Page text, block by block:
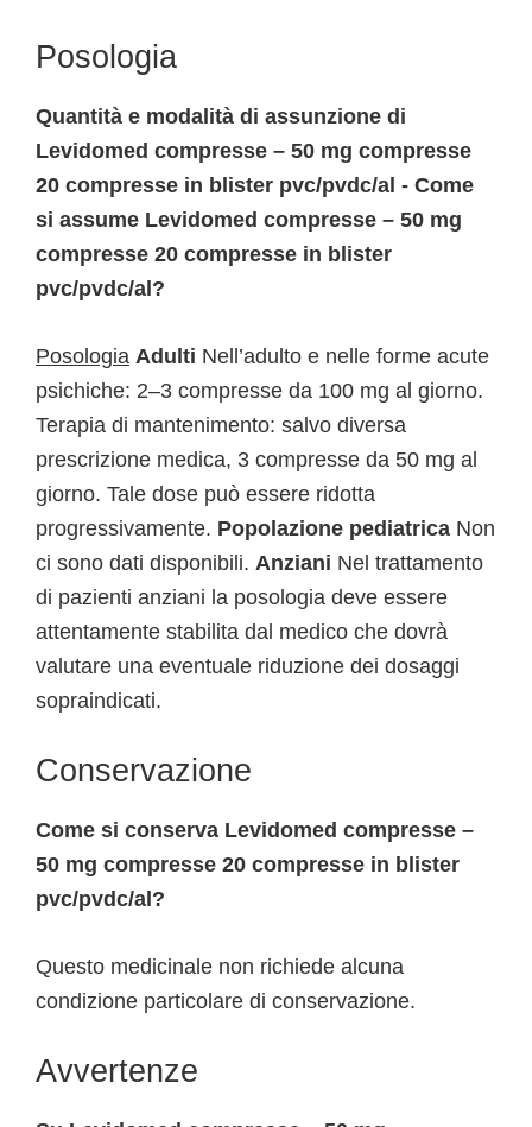
Posologia
Quantità e modalità di assunzione di
Levidomed compresse – 50 mg compresse
20 compresse in blister pvc/pvdc/al - Come
si assume Levidomed compresse – 50 mg
compresse 20 compresse in blister
pvc/pvdc/al?
Posologia Adulti Nell’adulto e nelle forme acute
psichiche: 2–3 compresse da 100 mg al giorno.
Terapia di mantenimento: salvo diversa
prescrizione medica, 3 compresse da 50 mg al
giorno. Tale dose può essere ridotta
progressivamente. Popolazione pediatrica Non
ci sono dati disponibili. Anziani Nel trattamento
di pazienti anziani la posologia deve essere
attentamente stabilita dal medico che dovrà
valutare una eventuale riduzione dei dosaggi
sopraindicati.
Conservazione
Come si conserva Levidomed compresse –
50 mg compresse 20 compresse in blister
pvc/pvdc/al?
Questo medicinale non richiede alcuna
condizione particolare di conservazione.
Avvertenze